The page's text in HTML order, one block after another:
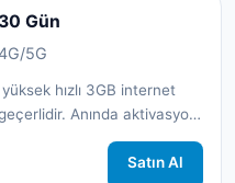
Gün
5G
hızlı 3GB internet
Anında aktivasyon
Satın Al